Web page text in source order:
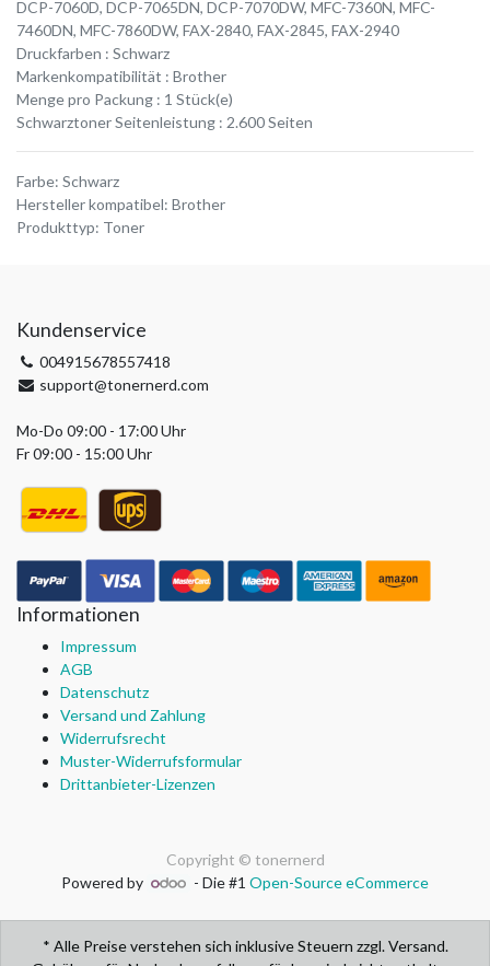
DCP-7060D, DCP-7065DN, DCP-7070DW, MFC-7360N, MFC-
7460DN, MFC-7860DW, FAX-2840, FAX-2845, FAX-2940
Druckfarben : Schwarz
Markenkompatibilität : Brother
Menge pro Packung : 1 Stück(e)
Schwarztoner Seitenleistung : 2.600 Seiten
Farbe: Schwarz
Hersteller kompatibel: Brother
Produkttyp: Toner
Kundenservice
004915678557418
support@tonernerd.com
Mo-Do 09:00 - 17:00 Uhr
Fr 09:00 - 15:00 Uhr
Informationen
Impressum
AGB
Datenschutz
Versand und Zahlung
Widerrufsrecht
Muster-Widerrufsformular
Drittanbieter-Lizenzen
Copyright © tonernerd
Powered by
- Die #1Open-Source eCommerce
* Alle Preise verstehen sich inklusive Steuern zzgl. Versand.